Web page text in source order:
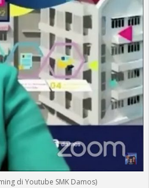
di Youtube SMK Damos)